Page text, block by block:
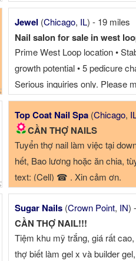
60605. Chicago Call ☎ . Tony
Jewel (Chicago, IL) - 19 miles
Nail salon for sale in west
Prime West Loop location •
growth potential • 5 pedicure
Serious inquiries only. Please
Top Coat Nail Spa (Chicago,
CẦN THỢ NAILS
Tuyển thợ nail làm việc tại
hết, Bao lương hoặc ăn chia,
text: (Cell) ☎ . Xin cảm ơn.
Sugar Nails (Crown Point, IN)
CẦN THỢ NAIL!!!
Tiệm khu mỹ trắng, giá rất
thợ biết làm gel x và builder